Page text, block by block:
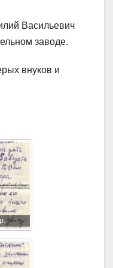
Васильевич
заводе.
внуков и